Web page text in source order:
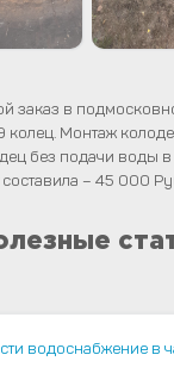
заказ в
колец. Монтаж
без подачи воды
составила – 45 000
водоснабжение в